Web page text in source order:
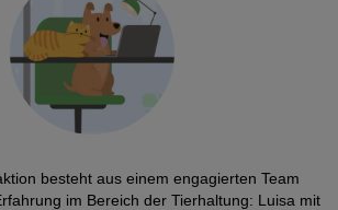
besteht aus einem engagierten Team
im Bereich der Tierhaltung: Luisa mit